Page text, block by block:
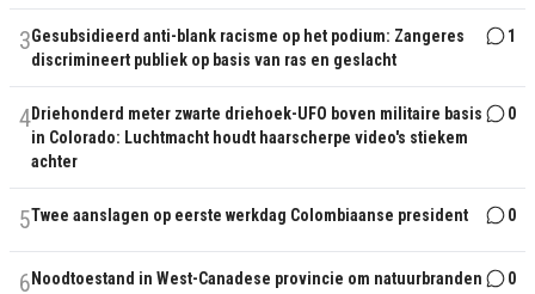
3Gesubsidieerd anti-blank racisme op het podium: Zangeres
discrimineert publiek op basis van ras en geslacht
1
4Driehonderd meter zwarte driehoek-UFO boven militaire basis
in Colorado: Luchtmacht houdt haarscherpe video's stiekem
achter
0
5Twee aanslagen op eerste werkdag Colombiaanse president 0
6 Noodtoestand in West-Canadese provincie om natuurbranden 0